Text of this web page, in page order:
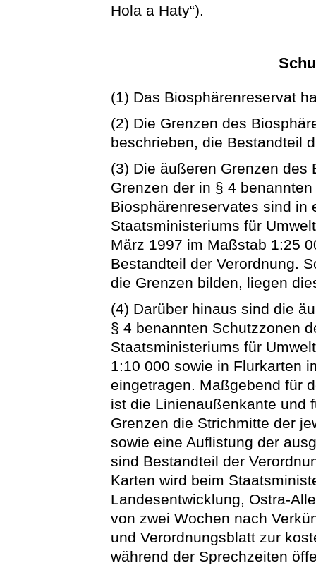
Hola a Haty“).
(1) Das Biosphärenreservat
(2) Die Grenzen des
beschrieben, die Bestandteil
(3) Die äußeren Grenzen des
Grenzen der in § 4
Biosphärenreservates sind in
Staatsministeriums für
März 1997 im Maßstab 1:25
Bestandteil der Verordnung.
die Grenzen bilden, liegen
(4) Darüber hinaus sind die
§ 4 benannten Schutzzonen
Staatsministeriums für
1:10 000 sowie in Flurkarten
eingetragen. Maßgebend für
ist die Linienaußenkante und
Grenzen die Strichmitte der
sowie eine Auflistung der
sind Bestandteil der
Karten wird beim
Landesentwicklung, Ostra-
von zwei Wochen nach
und Verordnungsblatt zur
während der Sprechzeiten